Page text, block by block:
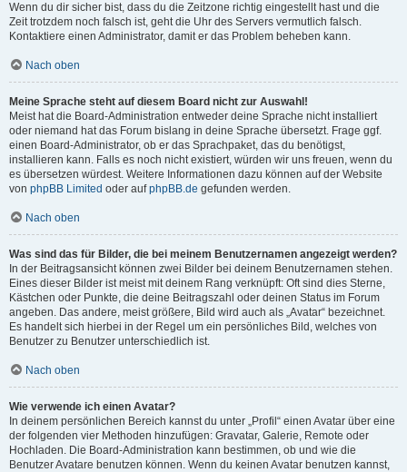
Wenn du dir sicher bist, dass du die Zeitzone richtig eingestellt hast und die
Zeit trotzdem noch falsch ist, geht die Uhr des Servers vermutlich falsch.
Kontaktiere einen Administrator, damit er das Problem beheben kann.
Nach oben
Meine Sprache steht auf diesem Board nicht zur Auswahl!
Meist hat die Board-Administration entweder deine Sprache nicht installiert
oder niemand hat das Forum bislang in deine Sprache übersetzt. Frage ggf.
einen Board-Administrator, ob er das Sprachpaket, das du benötigst,
installieren kann. Falls es noch nicht existiert, würden wir uns freuen, wenn du
es übersetzen würdest. Weitere Informationen dazu können auf der Website
von phpBB Limited oder aufphpBB.de gefunden werden.
Nach oben
Was sind das für Bilder, die bei meinem Benutzernamen angezeigt werden?
In der Beitragsansicht können zwei Bilder bei deinem Benutzernamen stehen.
Eines dieser Bilder ist meist mit deinem Rang verknüpft: Oft sind dies Sterne,
Kästchen oder Punkte, die deine Beitragszahl oder deinen Status im Forum
angeben. Das andere, meist größere, Bild wird auch als „Avatar“ bezeichnet.
Es handelt sich hierbei in der Regel um ein persönliches Bild, welches von
Benutzer zu Benutzer unterschiedlich ist.
Nach oben
Wie verwende ich einen Avatar?
In deinem persönlichen Bereich kannst du unter „Profil“ einen Avatar über eine
der folgenden vier Methoden hinzufügen: Gravatar, Galerie, Remote oder
Hochladen. Die Board-Administration kann bestimmen, ob und wie die
Benutzer Avatare benutzen können. Wenn du keinen Avatar benutzen kannst,